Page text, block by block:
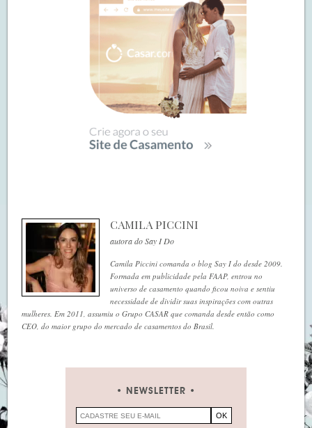
CAMILA PICCINI
autora do Say I Do
Camila Piccini comanda o blog Say I do desde 2009.
Formada em publicidade pela FAAP, entrou no
universo de casamento quando ficou noiva e sentiu
necessidade de dividir suas inspirações com outras
mulheres. Em 2011, assumiu o Grupo CASAR que comanda desde então como
CEO, do maior grupo do mercado de casamentos do Brasil.
NEWSLETTER